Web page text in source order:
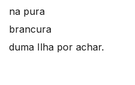
na pura
brancura
duma Ilha por achar.